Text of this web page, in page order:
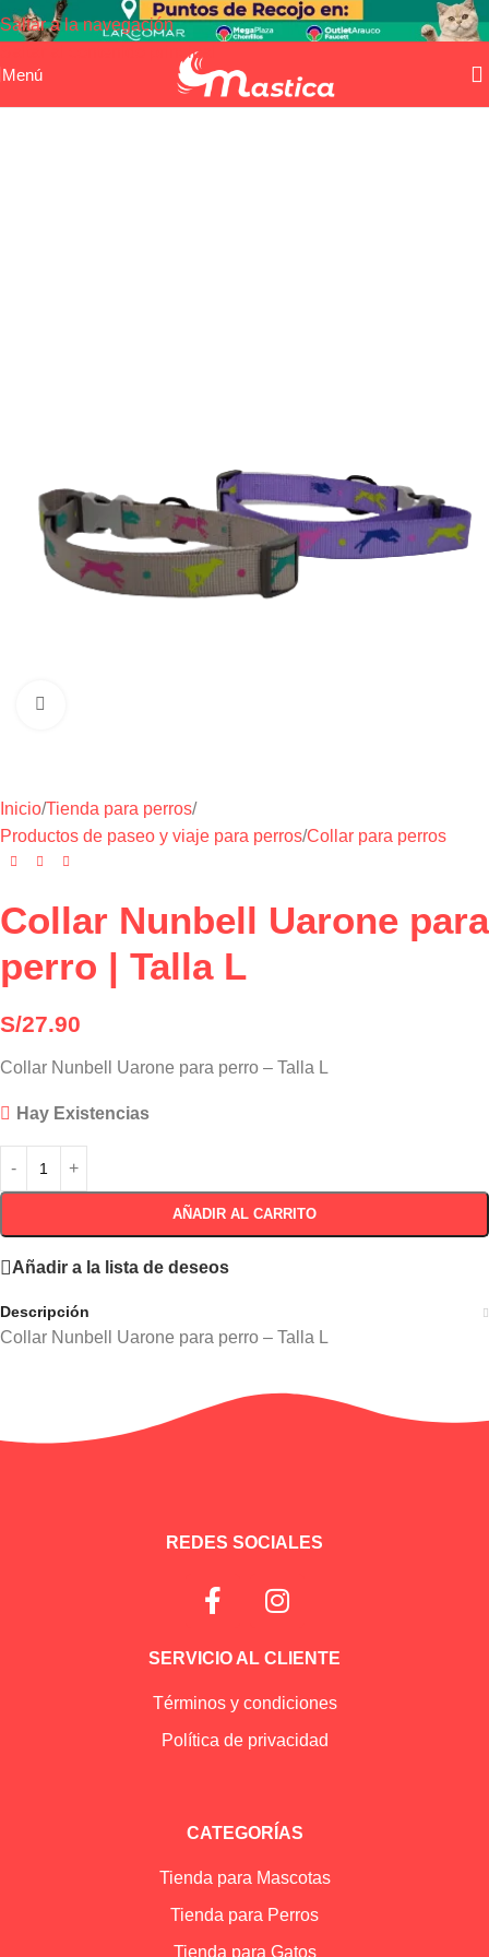
Saltar a la navegación
Saltar al contenido principal
Menú
Inicio/Tienda para perros/
Productos de paseo y viaje para perros/Collar para perros
Collar Nunbell Uarone para
perro | Talla L
S/27.90
Collar Nunbell Uarone para perro – Talla L
Hay Existencias
AÑADIR AL CARRITO
Añadir a la lista de deseos
Descripción
Collar Nunbell Uarone para perro – Talla L
REDES SOCIALES
SERVICIO AL CLIENTE
Términos y condiciones
Política de privacidad
CATEGORÍAS
Tienda para Mascotas
Tienda para Perros
Tienda para Gatos